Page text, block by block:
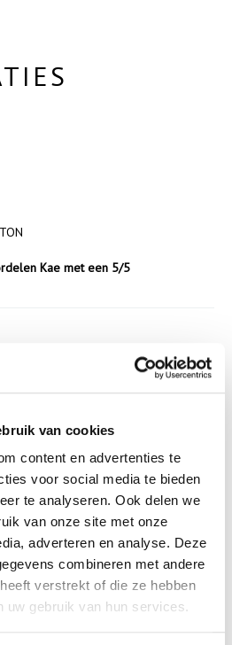
van cookies
content en advertenties te
voor social media te bieden
te analyseren. Ook delen we
van onze site met onze
adverteren en analyse. Deze
combineren met andere
verstrekt of die ze hebben
uw gebruik van hun services.
Kae met een 5/5
CLOGS CROSSED BANDS
SUÈDELOOK
✓ Op voorraad
€ 24 ,99